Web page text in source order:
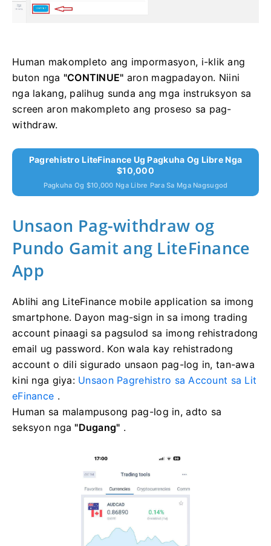
Human makompleto ang impormasyon, i-klik ang
buton nga "CONTINUE" aron magpadayon. Niini
nga lakang, palihug sunda ang mga instruksyon sa
screen aron makompleto ang proseso sa pag-
withdraw.
Pagrehistro LiteFinance Ug Pagkuha Og Libre Nga
$10,000
Pagkuha Og $10,000 Nga Libre Para Sa Mga Nagsugod
Unsaon Pag-withdraw og
Pundo Gamit ang LiteFinance
App
Ablihi ang LiteFinance mobile application sa imong
smartphone. Dayon mag-sign in sa imong trading
account pinaagi sa pagsulod sa imong rehistradong
email ug password. Kon wala kay rehistradong
account o dili sigurado unsaon pag-log in, tan-awa
kini nga giya: Unsaon Pagrehistro sa Account sa Lit
eFinance .
Human sa malampusong pag-log in, adto sa
seksyon nga "Dugang" .